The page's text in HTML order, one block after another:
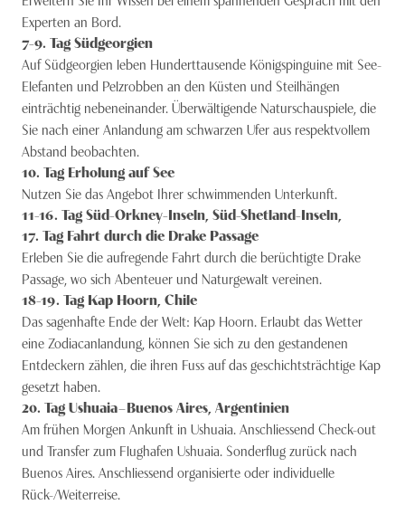
Experten an Bord.
7-9. TagSüdgeorgien
Auf Südgeorgien leben Hunderttausende Königspinguine mit See-
Elefanten und Pelzrobben an den Küsten und Steilhängen
einträchtig nebeneinander. Überwältigende Naturschauspiele, die
Sie nach einer Anlandung am schwarzen Ufer aus respektvollem
Abstand beobachten.
10. Tag Erholung auf See
Nutzen Sie das Angebot Ihrer schwimmenden Unterkunft.
11-16. TagSüd-Orkney-Inseln, Süd-Shetland-Inseln,
17. Tag Fahrt durch die Drake Passage
Erleben Sie die aufregende Fahrt durch die berüchtigte Drake
Passage, wo sich Abenteuer und Naturgewalt vereinen.
18-19. Tag Kap Hoorn, Chile
Das sagenhafte Ende der Welt: Kap Hoorn. Erlaubt das Wetter
eine Zodiacanlandung, können Sie sich zu den gestandenen
Entdeckern zählen, die ihren Fuss auf das geschichtsträchtige Kap
gesetzt haben.
20. TagUshuaia – Buenos Aires, Argentinien
Am frühen Morgen Ankunft in Ushuaia. Anschliessend Check-out
und Transfer zum Flughafen Ushuaia. Sonderflug zurück nach
Buenos Aires. Anschliessend organisierte oder individuelle
Rück-/Weiterreise.